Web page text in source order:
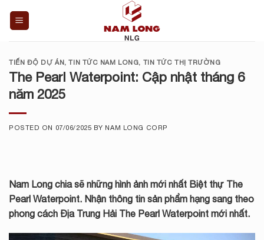
TIẾN ĐỘ DỰ ÁN,TIN TỨC NAM LONG, TIN TỨC THỊ TRƯỜNG
The Pearl Waterpoint: Cập nhật tháng 6
năm 2025
POSTED ON 07/06/2025 BY NAM LONG CORP
Nam Long chia sẽ những hình ảnh mới nhất Biệt thự The
Pearl Waterpoint. Nhận thông tin sản phẩm hạng sang theo
phong cách Địa Trung Hải The Pearl Waterpoint mới nhất.